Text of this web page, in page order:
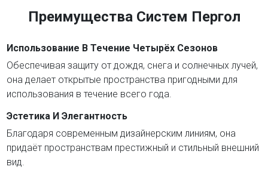
Преимущества Систем Пергол
Использование В Течение Четырёх Сезонов
Обеспечивая защиту от дождя, снега и солнечных лучей,
она делает открытые пространства пригодными для
использования в течение всего года.
Эстетика И Элегантность
Благодаря современным дизайнерским линиям, она
придаёт пространствам престижный и стильный внешний
вид.